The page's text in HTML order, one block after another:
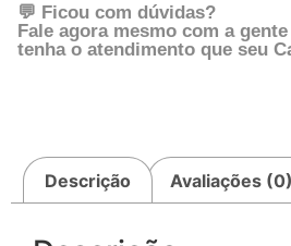
💬 Ficou com dúvidas?
Fale agora mesmo com a
tenha o atendimento que seu
Descrição Avaliações (0)